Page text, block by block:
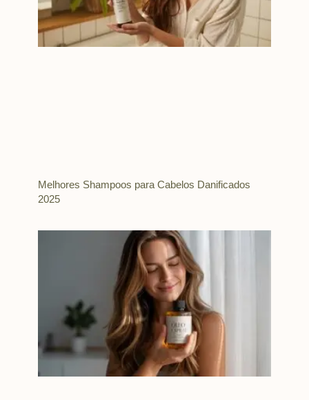
Melhores Shampoos para Cabelos Danificados
2025